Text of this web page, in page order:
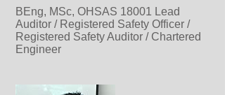
BEng, MSc, OHSAS 18001 Lead
Auditor / Registered Safety Officer /
Registered Safety Auditor / Chartered
Engineer